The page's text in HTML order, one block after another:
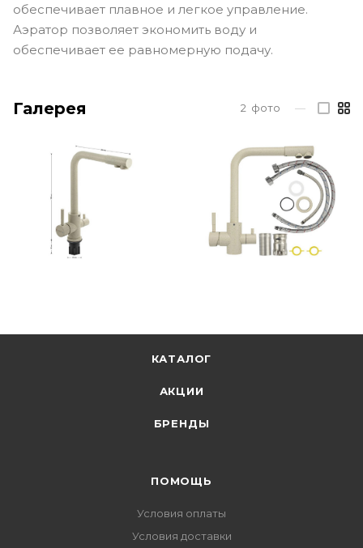
обеспечивает плавное и легкое управление.
Аэратор позволяет экономить воду и
обеспечивает ее равномерную подачу.
Галерея 2 фото —
КАТАЛОГ
АКЦИИ
БРЕНДЫ
ПОМОЩЬ
Условия оплаты
Условия доставки